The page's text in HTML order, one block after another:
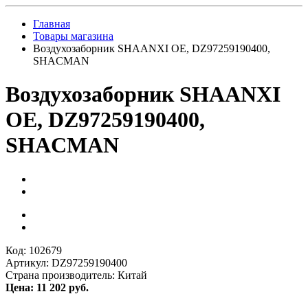
Главная
Товары магазина
Воздухозаборник SHAANXI OE, DZ97259190400,
SHACMAN
Воздухозаборник SHAANXI
OE, DZ97259190400,
SHACMAN
Код: 102679
Артикул: DZ97259190400
Страна производитель: Китай
Цена: 11 202 руб.